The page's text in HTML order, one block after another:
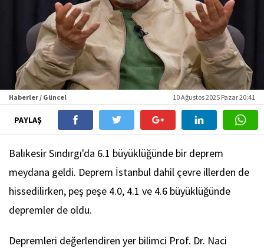
Haberler / Güncel 10 Ağustos 2025 Pazar 20:41
PAYLAŞ
Balıkesir Sındırgı'da 6.1 büyüklüğünde bir deprem
meydana geldi. Deprem İstanbul dahil çevre illerden de
hissedilirken, peş peşe 4.0, 4.1 ve 4.6 büyüklüğünde
depremler de oldu.
Depremleri değerlendiren yer bilimci Prof. Dr. Naci